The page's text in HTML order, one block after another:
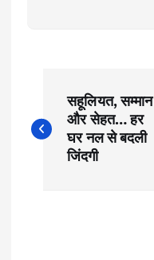
o
सहूलियत, सम्मान
और सेहत… हर
घर नल से बदली
जिंदगी